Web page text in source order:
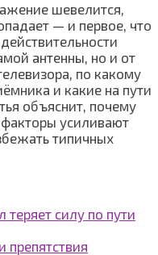
шевелится,
— и первое, что
антенны, но и от
по какому
и какие на пути
объяснит, почему
факторы усиливают
типичных
теряет силу по пути
препятствия